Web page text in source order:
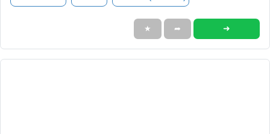
★ ➦ ➜